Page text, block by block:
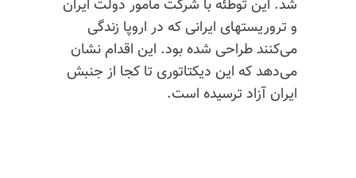
شد. این توطئه با شرکت مأمور دولت ایران
و تروریستهای ایرانی که در اروپا زندگی
می‌کنند طراحی شده بود. این اقدام نشان
می‌دهد که این دیکتاتوری تا کجا از جنبش
ایران آزاد ترسیده است.